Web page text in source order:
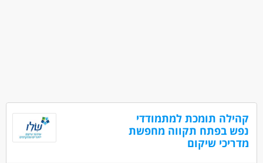
קהילה תומכת למתמודדי
נפש בפתח תקווה מחפשת
מדריכי שיקום